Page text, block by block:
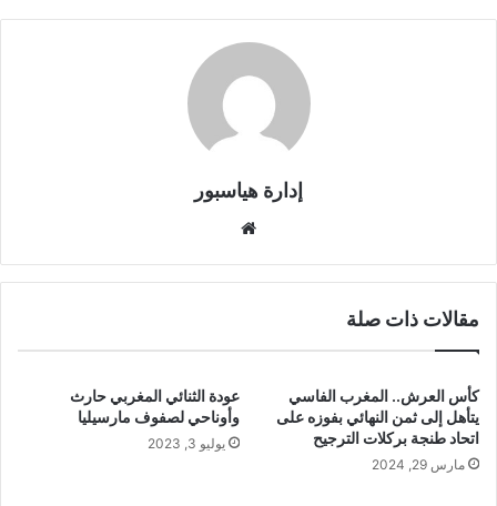
إدارة هياسبور
مقالات ذات صلة
كأس العرش.. المغرب الفاسي
يتأهل إلى ثمن النهائي بفوزه على
اتحاد طنجة بركلات الترجيح
مارس 29, 2024
عودة الثنائي المغربي حارث
وأوناحي لصفوف مارسيليا
يوليو 3, 2023